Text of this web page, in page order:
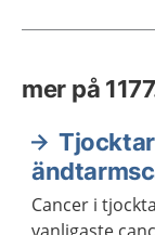
mer på
Cancer i